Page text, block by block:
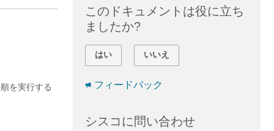
を実行する
このドキュメントは役に立ち
ましたか?
はい いいえ
フィードバック
シスコに問い合わせ